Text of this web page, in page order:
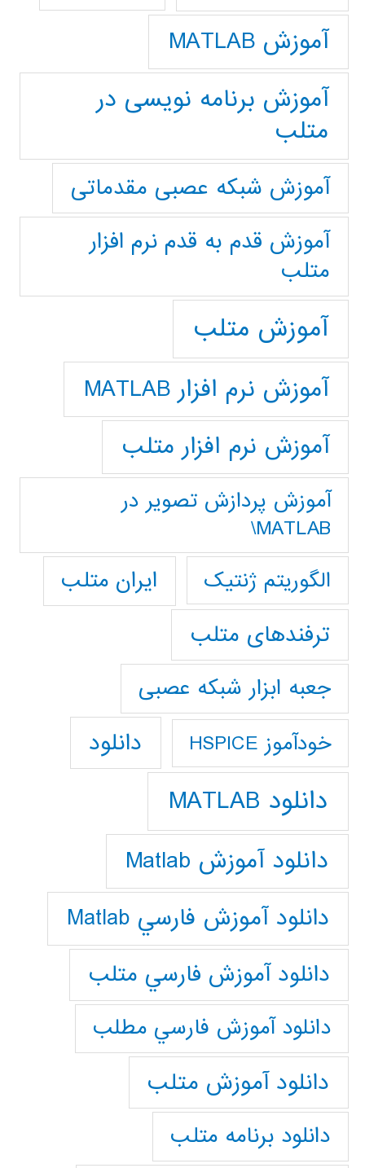
آموزش MATLAB
آموزش برنامه نویسی در
متلب
آموزش شبکه عصبی مقدماتی
آموزش قدم به قدم نرم افزار
متلب
آموزش متلب
آموزش نرم افزار MATLAB
آموزش نرم افزار متلب
آموزش پردازش تصوير در
MATLAB\
الگوریتم ژنتیک
ایران متلب
ترفندهای متلب
جعبه ابزار شبکه عصبی
خودآموز HSPICE دانلود
دانلود MATLAB
دانلود آموزش Matlab
دانلود آموزش فارسي Matlab
دانلود آموزش فارسي متلب
دانلود آموزش فارسي مطلب
دانلود آموزش متلب
دانلود برنامه متلب